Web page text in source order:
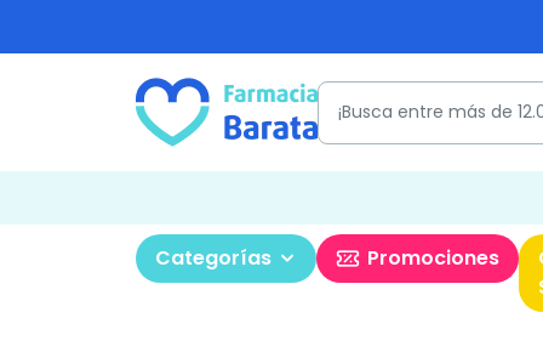
Categorías Promociones